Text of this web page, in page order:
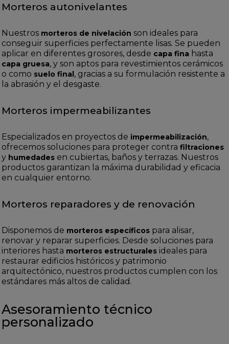
Morteros autonivelantes
Nuestros morteros de nivelación son ideales para
conseguir superficies perfectamente lisas. Se pueden
aplicar en diferentes grosores, desde capa fina hasta
capa gruesa, y son aptos para revestimientos cerámicos
o como suelo final, gracias a su formulación resistente a
la abrasión y el desgaste.
Morteros impermeabilizantes
Especializados en proyectos de impermeabilización,
ofrecemos soluciones para proteger contra filtraciones
y humedades en cubiertas, baños y terrazas. Nuestros
productos garantizan la máxima durabilidad y eficacia
en cualquier entorno.
Morteros reparadores y de renovación
Disponemos de morteros específicos para alisar,
renovar y reparar superficies. Desde soluciones para
interiores hasta morteros estructurales ideales para
restaurar edificios históricos y patrimonio
arquitectónico, nuestros productos cumplen con los
estándares más altos de calidad.
Asesoramiento técnico
personalizado